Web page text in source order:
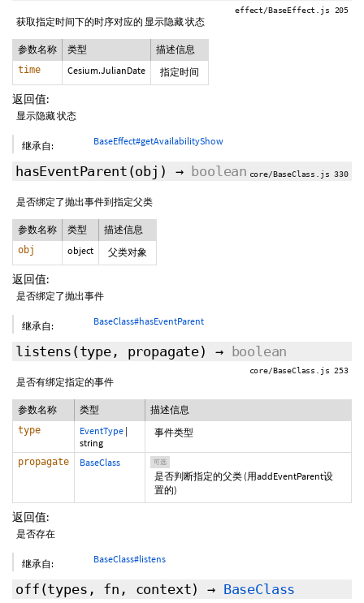
effect/BaseEffect.js 205
获取指定时间下的时序对应的 显示隐藏 状态
参数名称 类型 描述信息
time Cesium.JulianDate 指定时间
返回值:
显示隐藏 状态
继承自: BaseEffect#getAvailabilityShow
hasEventParent (obj) → boolean core/BaseClass.js 330
是否绑定了抛出事件到指定父类
参数名称 类型 描述信息
obj object 父类对象
返回值:
是否绑定了抛出事件
继承自: BaseClass#hasEventParent
listens (type, propagate) → boolean
core/BaseClass.js 253
是否有绑定指定的事件
参数名称 类型 描述信息
type EventType |
string
事件类型
propagate BaseClass 可选
是否判断指定的父类 (用addEventParent设
置的)
返回值:
是否存在
继承自: BaseClass#listens
off (types , fn , context) → BaseClass